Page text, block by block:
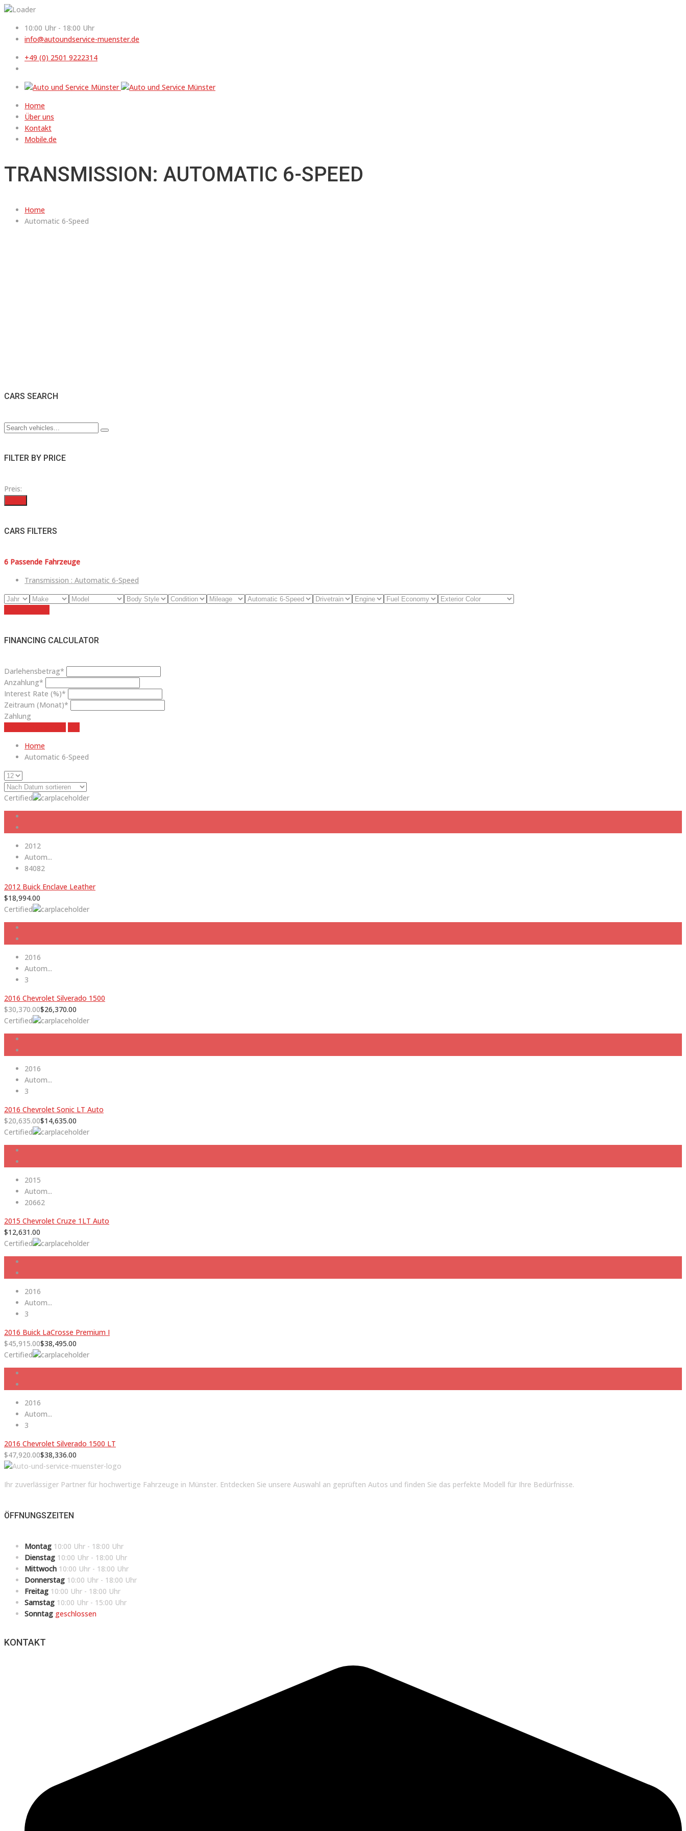
10:00 Uhr - 18:00 Uhr
info@autoundservice-muenster.de
+49 (0) 2501 9222314
Home
Über uns
Kontakt
Mobile.de
TRANSMISSION: AUTOMATIC 6-SPEED
Home
Automatic 6-Speed
CARS SEARCH
FILTER BY PRICE
Preis:
CARS FILTERS
6 Passende Fahrzeuge
Transmission : Automatic 6-Speed
FINANCING CALCULATOR
Darlehensbetrag*
Anzahlung*
Interest Rate (%)*
Zeitraum (Monat)*
Zahlung
Home
Automatic 6-Speed
Certified
2012
Autom...
84082
2012 Buick Enclave Leather
$18,994.00
Certified
2016
Autom...
3
2016 Chevrolet Silverado 1500
$30,370.00$26,370.00
Certified
2016
Autom...
3
2016 Chevrolet Sonic LT Auto
$20,635.00$14,635.00
Certified
2015
Autom...
20662
2015 Chevrolet Cruze 1LT Auto
$12,631.00
Certified
2016
Autom...
3
2016 Buick LaCrosse Premium I
$45,915.00$38,495.00
Certified
2016
Autom...
3
2016 Chevrolet Silverado 1500 LT
$47,920.00$38,336.00
Ihr zuverlässiger Partner für hochwertige Fahrzeuge in Münster. Entdecken Sie unsere Auswahl an geprüften Autos und finden Sie das perfekte Modell für Ihre Bedürfnisse.
ÖFFNUNGSZEITEN
Montag 10:00 Uhr - 18:00 Uhr
Dienstag 10:00 Uhr - 18:00 Uhr
Mittwoch 10:00 Uhr - 18:00 Uhr
Donnerstag 10:00 Uhr - 18:00 Uhr
Freitag 10:00 Uhr - 18:00 Uhr
Samstag 10:00 Uhr - 15:00 Uhr
Sonntag geschlossen
KONTAKT